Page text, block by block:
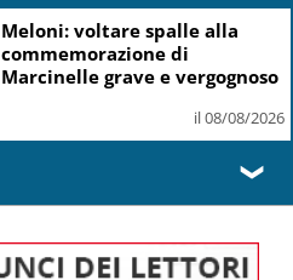
Roma, Card. Reina su Spin
Time: sbagliato archiviare
tutto con sgombero
il 08/08/2026
❯